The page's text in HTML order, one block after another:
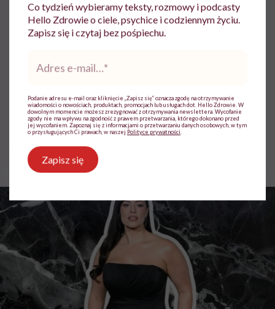
HelloZdrowie: Życie › Feminizm › Ashley Graham: „Uwierz mi,
Ashley Graham: „Uwierz mi,
twoje ciało jest piękne. Nie
odebrały ci radość życia”
Opublikowano:
Co tydzień wybieramy teksty, rozmowy i podcasty
Hello Zdrowie o ciele, psychice i codziennym życiu.
Zapisz się i czytaj bez pośpiechu.
*
Podanie adresu e-mail oraz kliknięcie „Zapisz się” oznacza zgodę na otrzymywanie
wiadomości o nowościach, produktach, promocjach lub usługach dot. Hello Zdrowie. W
dowolnym momencie możesz zrezygnować z otrzymywania newslettera. Wycofanie
zgody nie ma wpływu na zgodność z prawem przetwarzania, którego dokonano przed
jej wycofaniem. Zapoznaj się z informacjami o przetwarzaniu danych osobowych, w tym
o przysługujących Ci prawach, w naszej Polityce prywatności
Zapisz się